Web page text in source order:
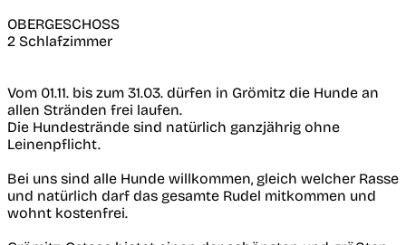
OBERGESCHOSS
2 Schlafzimmer
Vom 01.11. bis zum 31.03. dürfen in Grömitz die Hunde an
allen Stränden frei laufen.
Die Hundestrände sind natürlich ganzjährig ohne
Leinenpflicht.
Bei uns sind alle Hunde willkommen, gleich welcher Rasse
und natürlich darf das gesamte Rudel mitkommen und
wohnt kostenfrei.